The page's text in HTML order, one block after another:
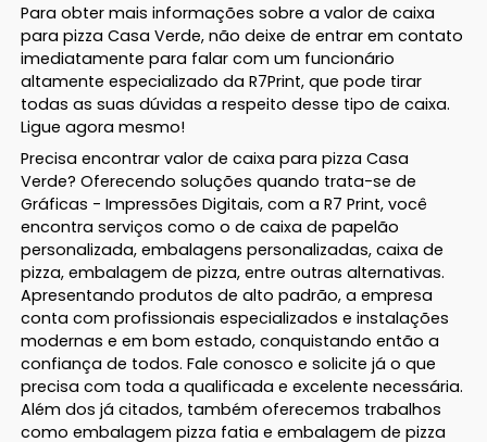
Para obter mais informações sobre a valor de caixa
para pizza Casa Verde, não deixe de entrar em contato
imediatamente para falar com um funcionário
altamente especializado da R7Print, que pode tirar
todas as suas dúvidas a respeito desse tipo de caixa.
Ligue agora mesmo!
Precisa encontrar valor de caixa para pizza Casa
Verde? Oferecendo soluções quando trata-se de
Gráficas - Impressões Digitais, com a R7 Print, você
encontra serviços como o de caixa de papelão
personalizada, embalagens personalizadas, caixa de
pizza, embalagem de pizza, entre outras alternativas.
Apresentando produtos de alto padrão, a empresa
conta com profissionais especializados e instalações
modernas e em bom estado, conquistando então a
confiança de todos. Fale conosco e solicite já o que
precisa com toda a qualificada e excelente necessária.
Além dos já citados, também oferecemos trabalhos
como embalagem pizza fatia e embalagem de pizza